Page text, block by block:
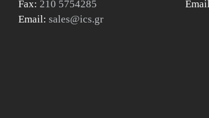
Fax: 210 5754285
Email: sales@ics.gr